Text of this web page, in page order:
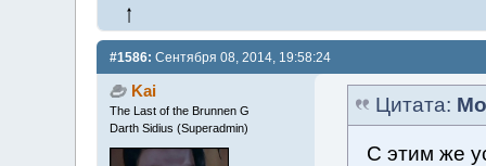
#1586: Сентября 08, 2014, 19:58:24
Kai
The Last of the Brunnen G
Darth Sidius (Superadmin)
Цитата:
С этим же